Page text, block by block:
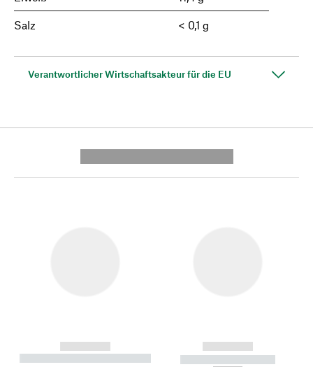
Salz < 0,1 g
Verantwortlicher Wirtschaftsakteur für die EU
------------
----------- ----------- --------
------------
----------- -----------